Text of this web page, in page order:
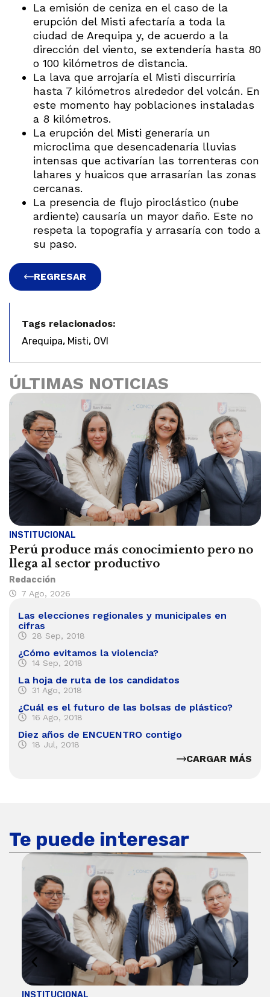
La emisión de ceniza en el caso de la
erupción del Misti afectaría a toda la
ciudad de Arequipa y, de acuerdo a la
dirección del viento, se extendería hasta 80
o 100 kilómetros de distancia.
La lava que arrojaría el Misti discurriría
hasta 7 kilómetros alrededor del volcán. En
este momento hay poblaciones instaladas
a 8 kilómetros.
La erupción del Misti generaría un
microclima que desencadenaría lluvias
intensas que activarían las torrenteras con
lahares y huaicos que arrasarían las zonas
cercanas.
La presencia de flujo piroclástico (nube
ardiente) causaría un mayor daño. Este no
respeta la topografía y arrasaría con todo a
su paso.
REGRESAR
Tags relacionados:
Arequipa, Misti, OVI
ÚLTIMAS NOTICIAS
INSTITUCIONAL
Perú produce más conocimiento pero no
llega al sector productivo
Redacción
7 Ago, 2026
Las elecciones regionales y municipales en
cifras
28 Sep, 2018
¿Cómo evitamos la violencia?
14 Sep, 2018
La hoja de ruta de los candidatos
31 Ago, 2018
¿Cuál es el futuro de las bolsas de plástico?
16 Ago, 2018
Diez años de ENCUENTRO contigo
18 Jul, 2018
CARGAR MÁS
Te puede interesar
INSTITUCIONAL